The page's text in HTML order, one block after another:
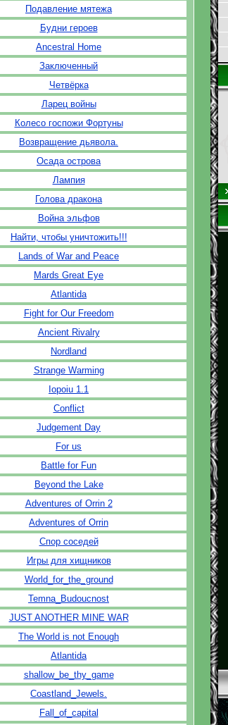
Подавление мятежа
Будни героев
Ancestral Home
Заключенный
Четвёрка
Ларец войны
Колесо госпожи Фортуны
Возвращение дьявола.
Осада острова
Лампия
Голова дракона
Война эльфов
Найти, чтобы уничтожить!!!
Lands of War and Peace
Mards Great Eye
Atlantida
Fight for Our Freedom
Ancient Rivalry
Nordland
Strange Warming
Iopoiu 1.1
Conflict
Judgement Day
For us
Battle for Fun
Beyond the Lake
Adventures of Orrin 2
Adventures of Orrin
Спор соседей
Игры для хищников
World_for_the_ground
Temna_Budoucnost
JUST ANOTHER MINE WAR
The World is not Enough
Atlantida
shallow_be_thy_game
Coastland_Jewels.
Fall_of_capital